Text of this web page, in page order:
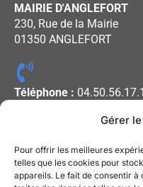
Gérer
Pour offrir les meilleures
telles que les cookies pour
appareils. Le fait de consentir
MAIRIE D'ANGLEFORT
230, Rue de la Mairie
01350 ANGLEFORT
Téléphone :
Horaires d'ouverture :
Lundi - Mercredi -
08h00 à 12h00